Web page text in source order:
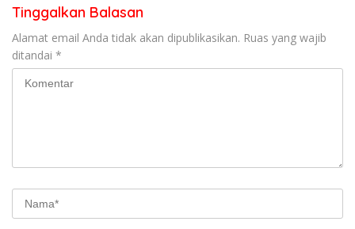
Tinggalkan Balasan
Alamat email Anda tidak akan dipublikasikan. Ruas yang wajib
ditandai *